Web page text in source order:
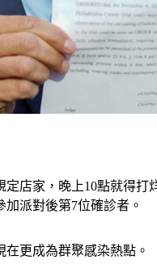
店家，晚上10點就得
派對後第7位確診者。
更成為群聚感染熱點。